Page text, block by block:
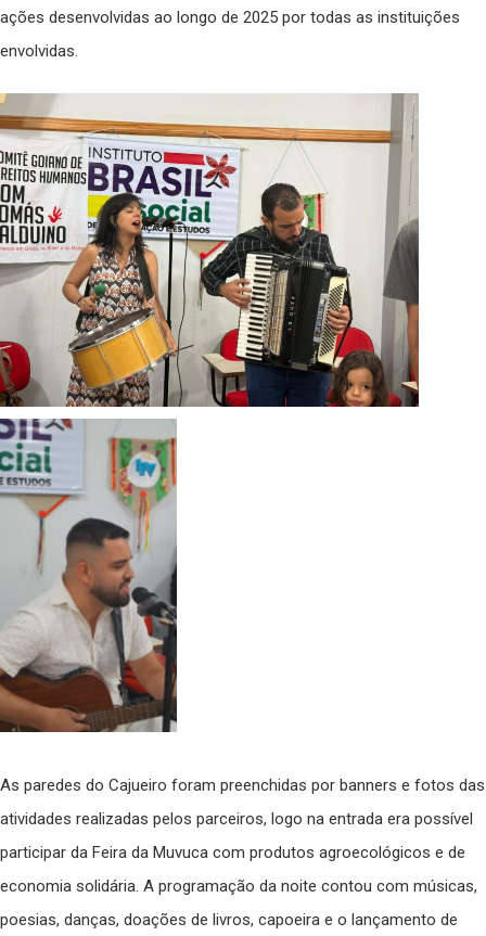
ações desenvolvidas ao longo de 2025 por todas as instituições
envolvidas.
As paredes do Cajueiro foram preenchidas por banners e fotos das
atividades realizadas pelos parceiros, logo na entrada era possível
participar da Feira da Muvuca com produtos agroecológicos e de
economia solidária. A programação da noite contou com músicas,
poesias, danças, doações de livros, capoeira e o lançamento de